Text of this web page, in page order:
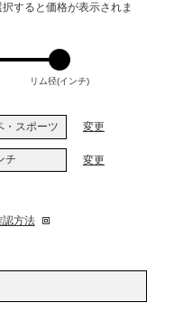
すると価格が表示されま
リム径(インチ)
・スポーツ 変更
チ 変更
認方法